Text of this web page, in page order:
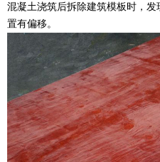
混凝土浇筑后拆除建筑模板时，
置有偏移。